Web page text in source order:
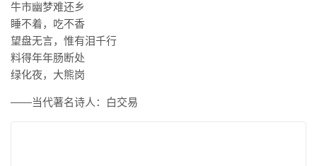
牛市幽梦难还乡
睡不着，吃不香
望盘无言，惟有泪千行
料得年年肠断处
绿化夜，大熊岗
——当代著名诗人：白交易